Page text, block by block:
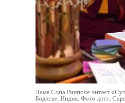
Лама Сопа Ринпоче читает
Бодхгае, Индия. Фото дост.